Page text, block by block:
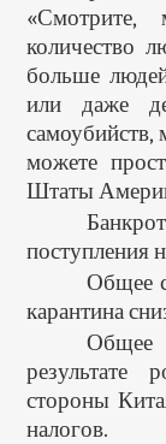
количество
больше
или даже
самоубийств,
можете
Штаты
поступления
Общее
карантина
результате
стороны
налогов.